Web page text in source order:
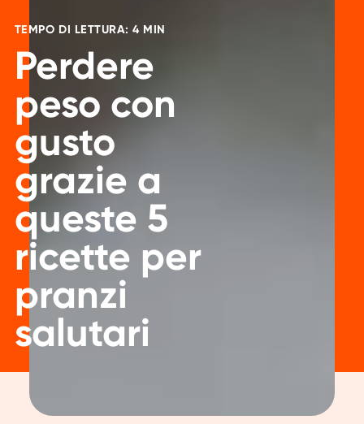
TEMPO DI LETTURA: 4 MIN
Perdere
peso con
gusto
grazie a
queste 5
ricette per
pranzi
salutari